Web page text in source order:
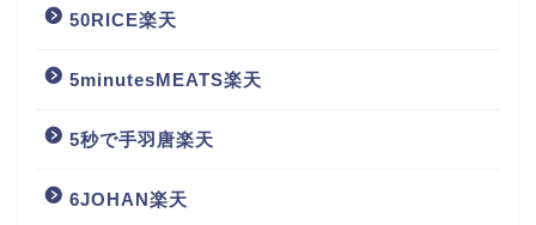
50RICE楽天
5minutesMEATS楽天
5秒で手羽唐楽天
6JOHAN楽天